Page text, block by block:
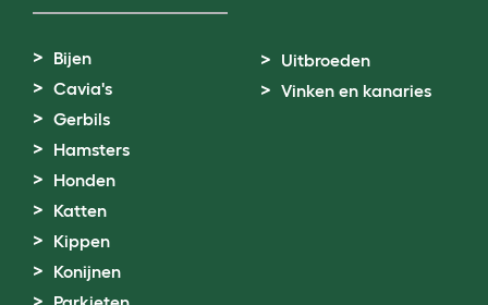
Bijen
Cavia's
Gerbils
Hamsters
Honden
Katten
Kippen
Konijnen
Uitbroeden
Vinken en kanaries